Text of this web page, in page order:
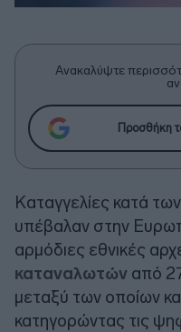
Ανακαλύψτε
Προσθήκη
Καταγγελίες κατά των
υπέβαλαν στην
αρμόδιες εθνικές
καταναλωτών από
μεταξύ των οποίων
κατηγορώντας τις